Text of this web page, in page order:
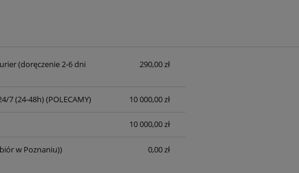
nie zawiera ewentualnych kosztów
(doręczenie 2-6 dni
290,00 zł
7 (24-48h)(POLECAMY) 10 000,00 zł
10 000,00 zł
w Poznaniu)) 0,00 zł